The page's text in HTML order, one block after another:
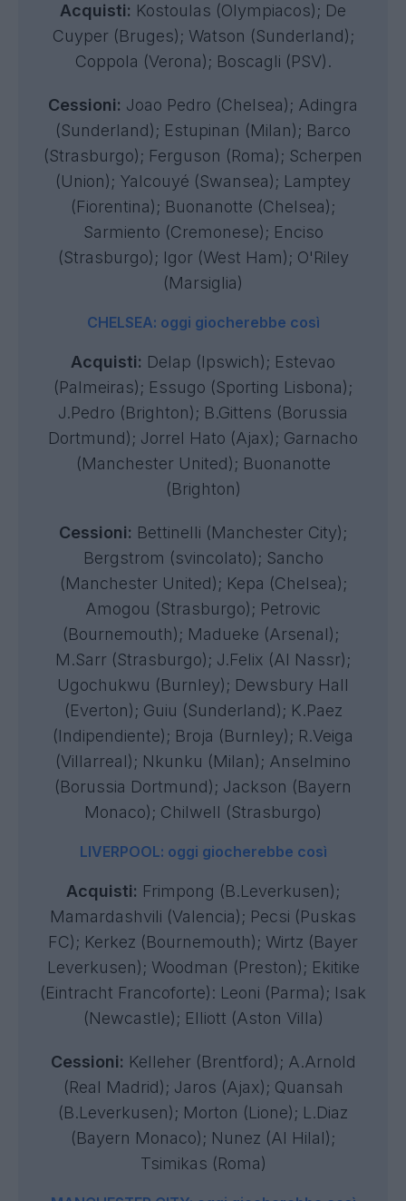
Acquisti: Kostoulas (Olympiacos); De
Cuyper (Bruges); Watson (Sunderland);
Coppola (Verona); Boscagli (PSV).
Cessioni: Joao Pedro (Chelsea); Adingra
(Sunderland); Estupinan (Milan); Barco
(Strasburgo); Ferguson (Roma); Scherpen
(Union); Yalcouyé (Swansea); Lamptey
(Fiorentina); Buonanotte (Chelsea);
Sarmiento (Cremonese); Enciso
(Strasburgo); Igor (West Ham); O'Riley
(Marsiglia)
CHELSEA: oggi giocherebbe così
Acquisti: Delap (Ipswich); Estevao
(Palmeiras); Essugo (Sporting Lisbona);
J.Pedro (Brighton); B.Gittens (Borussia
Dortmund); Jorrel Hato (Ajax); Garnacho
(Manchester United); Buonanotte
(Brighton)
Cessioni: Bettinelli (Manchester City);
Bergstrom (svincolato); Sancho
(Manchester United); Kepa (Chelsea);
Amogou (Strasburgo); Petrovic
(Bournemouth); Madueke (Arsenal);
M.Sarr (Strasburgo); J.Felix (Al Nassr);
Ugochukwu (Burnley); Dewsbury Hall
(Everton); Guiu (Sunderland); K.Paez
(Indipendiente); Broja (Burnley); R.Veiga
(Villarreal); Nkunku (Milan); Anselmino
(Borussia Dortmund); Jackson (Bayern
Monaco); Chilwell (Strasburgo)
LIVERPOOL: oggi giocherebbe così
Acquisti: Frimpong (B.Leverkusen);
Mamardashvili (Valencia); Pecsi (Puskas
FC); Kerkez (Bournemouth); Wirtz (Bayer
Leverkusen); Woodman (Preston); Ekitike
(Eintracht Francoforte): Leoni (Parma); Isak
(Newcastle); Elliott (Aston Villa)
Cessioni: Kelleher (Brentford); A.Arnold
(Real Madrid); Jaros (Ajax); Quansah
(B.Leverkusen); Morton (Lione); L.Diaz
(Bayern Monaco); Nunez (Al Hilal);
Tsimikas (Roma)